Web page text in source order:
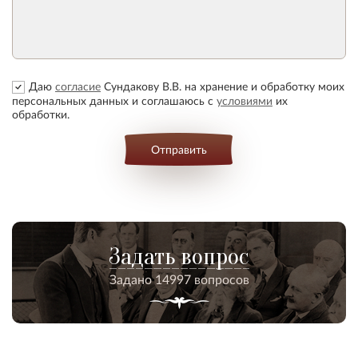
Даю согласие Сундакову В.В. на хранение и обработку моих
персональных данных и соглашаюсь с условиями их
обработки.
Отправить
Задать вопрос
Задано 14997 вопросов